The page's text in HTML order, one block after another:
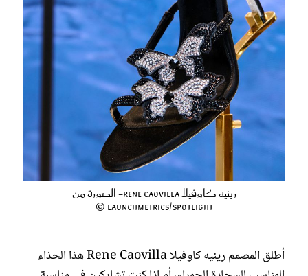
رينيه كاوفيلا Rene Caovilla- الصورة من
Launchmetrics/Spotlight ©
أطلق المصمم رينيه كاوفيلا Rene Caovilla هذا الحذاء